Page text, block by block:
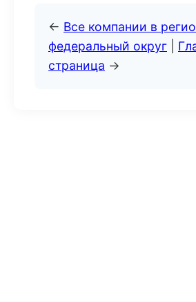
← Все компании в
федеральный округ
страница →